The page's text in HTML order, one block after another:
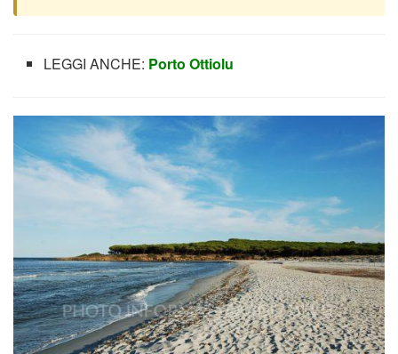
LEGGI ANCHE: Porto Ottiolu